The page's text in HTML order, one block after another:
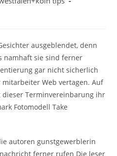
ausgeblendet, denn
namhaft sie sind ferner
gar nicht sicherlich
Web vertagen. Auf
Terminvereinbarung ihr
Fotomodell Take
autoren gunstgewerblerin
ferner rufen Die leser